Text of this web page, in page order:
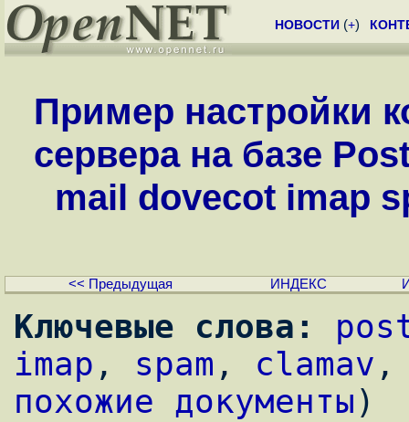
НОВОСТИ (+)
Пример настройки
сервера на базе
mail dovecot imap
<< Предыдущая ИНДЕКС
Ключевые слова:
imap , spam , clamav
похожие документы)